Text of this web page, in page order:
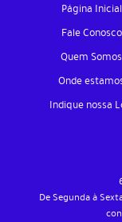
Página Inicial
Fale Conosco
Quem Somos
Onde
Indique nossa
De Segunda à